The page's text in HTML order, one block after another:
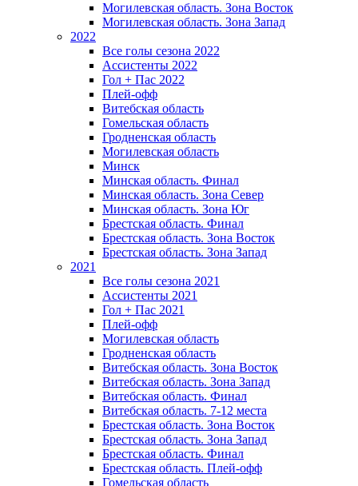
Могилевская область. Зона Восток
Могилевская область. Зона Запад
2022
Все голы сезона 2022
Ассистенты 2022
Гол + Пас 2022
Плей-офф
Витебская область
Гомельская область
Гродненская область
Могилевская область
Минск
Mинская область. Финал
Минская область. Зона Север
Минская область. Зона Юг
Брестская область. Финал
Брестская область. Зона Восток
Брестская область. Зона Запад
2021
Все голы сезона 2021
Ассистенты 2021
Гол + Пас 2021
Плей-офф
Могилевская область
Гродненская область
Витебская область. Зона Восток
Витебская область. Зона Запад
Витебская область. Финал
Витебская область. 7-12 места
Брестская область. Зона Восток
Брестская область. Зона Запад
Брестская область. Финал
Брестская область. Плей-офф
Гомельская область